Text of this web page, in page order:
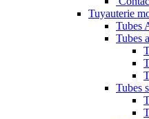
Tuyauterie
Tubes
Tubes
Tubes